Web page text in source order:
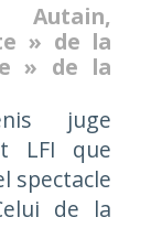
Autain,
» de la
» de la
juge
LFI que
spectacle
de la